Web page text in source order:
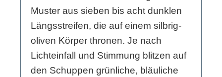
Muster aus sieben bis acht dunklen
Längsstreifen, die auf einem silbrig-
oliven Körper thronen. Je nach
Lichteinfall und Stimmung blitzen auf
den Schuppen grünliche, bläuliche